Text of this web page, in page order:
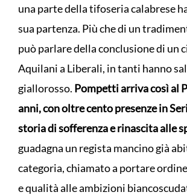
una parte della tifoseria calabrese
sua partenza. Più che di un
può parlare della conclusione di un
Aquilani a Liberali, in tanti hanno
giallorosso. Pompetti arriva così al
anni, con oltre cento presenze in
storia di sofferenza e rinascita alle
guadagna un regista mancino già
categoria, chiamato a portare
e qualità alle ambizioni